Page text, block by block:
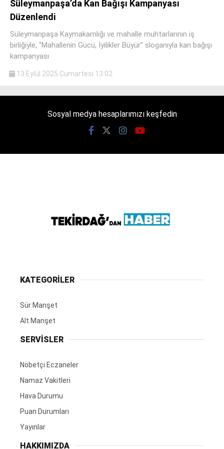
Facebook
Süleymanpaşa’da Kan Bağışı Kampanyası
Düzenlendi
Süleymanpaşa Kaymakamlığı ve mahalle muhtarlarının iş
birliğiyle, “Mahallenin Gücü, İyilikler Büyür” sloganıyla kan bağışı
kampanyası
13 Eylül 2025 Cumartesi 13:02
Sosyal medya hesaplarımızı keşfedin
KATEGORİLER
Sür Manşet
Alt Manşet
SERVİSLER
Nöbetçi Eczaneler
Namaz Vakitleri
Hava Durumu
Puan Durumları
Yayınlar
HAKKIMIZDA